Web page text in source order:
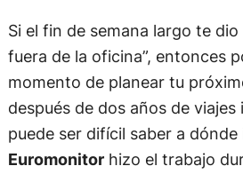
Si el fin de semana largo te dio
fuera de la oficina”, entonces
momento de planear tu
después de dos años de
puede ser difícil saber a dónde
Euromonitorhizo el trabajo